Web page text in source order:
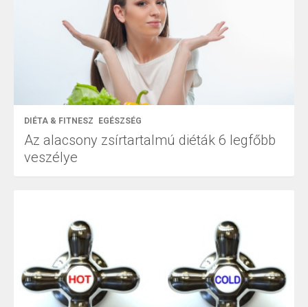
DIÉTA & FITNESZ EGÉSZSÉG
Az alacsony zsírtartalmú diéták 6 legfőbb
veszélye